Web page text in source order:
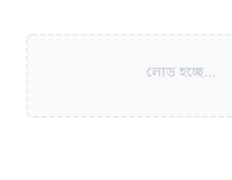
লোড হচ্ছে...